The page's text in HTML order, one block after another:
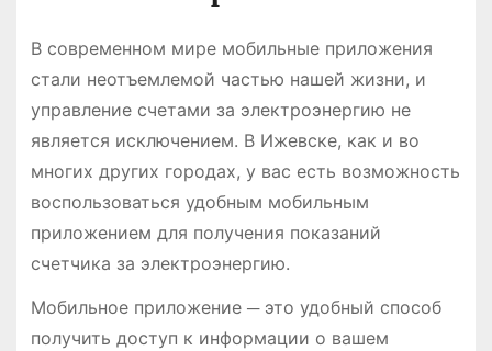
В современном мире мобильные приложения
стали неотъемлемой частью нашей жизни, и
управление счетами за электроэнергию не
является исключением. В Ижевске, как и во
многих других городах, у вас есть возможность
воспользоваться удобным мобильным
приложением для получения показаний
счетчика за электроэнергию.
Мобильное приложение ─ это удобный способ
получить доступ к информации о вашем